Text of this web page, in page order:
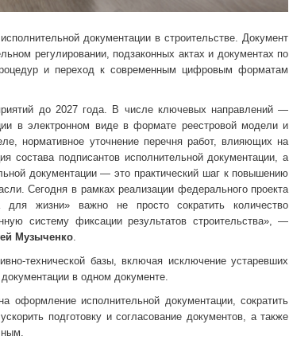
документации в строительстве. Документ
регулировании, подзаконных актах и документах по
и переход к современным цифровым форматам
до 2027 года. В числе ключевых направлений —
в электронном виде в формате реестровой модели и
нормативное уточнение перечня работ, влияющих на
состава подписантов исполнительной документации, а
документации — это практический шаг к повышению
Сегодня в рамках реализации федерального проекта
для жизни» важно не просто сократить количество
систему фиксации результатов строительства», —
Музыченко
технической базы, включая исключение устаревших
в одном документе.
оформление исполнительной документации, сократить
подготовку и согласование документов, а также